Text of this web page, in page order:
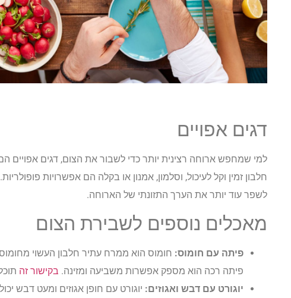
דגים אפויים
למי שמחפש ארוחה רצינית יותר כדי לשבור את הצום, דגים אפויים
חלבון זמין וקל לעיכול, וסלמון, אמנון או בקלה הם אפשרויות
לשפר עוד יותר את הערך התזונתי של הארוחה.
מאכלים נוספים לשבירת הצום
פיתה עם חומוס: חומוס הוא ממרח עתיר חלבון העשוי
פיתה רכה הוא מספק אפשרות משביעה ומזינה. בקישור זה
יוגורט עם דבש ואגוזים: יוגורט עם חופן אגוזים ומעט דבש